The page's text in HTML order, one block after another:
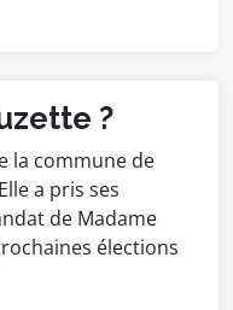
?
la commune de
a pris ses
de Madame
élections